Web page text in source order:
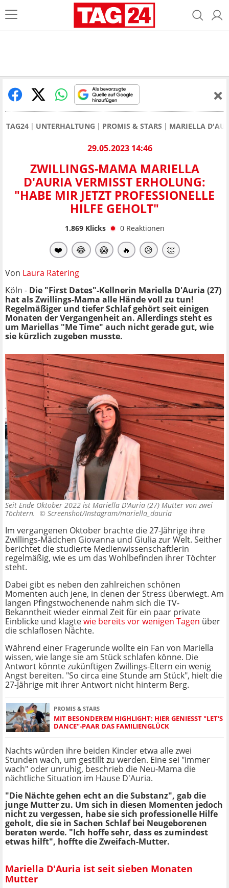
TAG24 UNTERHALTUNG PROMIS & STARS MARIELLA
29.05.2023 14:46
ZWILLINGS-MAMA MARIELLA
D'AURIA VERMISST ERHOLUNG:
"HABE MIR JETZT PROFESSIONELLE
HILFE GEHOLT"
1.869Klicks 0 Reaktionen
❤️ 😂 😱 🔥 😥 👏
Von Laura Ratering
Köln - Die "First Dates"-Kellnerin Mariella D'Auria (27)
hat als Zwillings-Mama alle Hände voll zu tun!
Regelmäßiger und tiefer Schlaf gehört seit einigen
Monaten der Vergangenheit an. Allerdings steht es
um Mariellas "Me Time" auch nicht gerade gut, wie
sie kürzlich zugeben musste.
Seit Ende Oktober 2022 ist Mariella D'Auria (27) Mutter von zwei
Töchtern. © Screenshot/Instagram/mariella_dauria
Im vergangenen Oktober brachte die 27-Jährige ihre
Zwillings-Mädchen Giovanna und Giulia zur Welt. Seither
berichtet die studierte Medienwissenschaftlerin
regelmäßig, wie es um das Wohlbefinden ihrer Töchter
steht.
Dabei gibt es neben den zahlreichen schönen
Momenten auch jene, in denen der Stress überwiegt. Am
langen Pfingstwochenende nahm sich die TV-
Bekanntheit wieder einmal Zeit für ein paar private
Einblicke und klagtewie bereits vor wenigen Tagen über
die schlaflosen Nächte.
Während einer Fragerunde wollte ein Fan von Mariella
wissen, wie lange sie am Stück schlafen könne. Die
Antwort könnte zukünftigen Zwillings-Eltern ein wenig
Angst bereiten. "So circa eine Stunde am Stück", hielt die
27-Jährige mit ihrer Antwort nicht hinterm Berg.
PROMIS & STARS
MIT BESONDEREM HIGHLIGHT: HIER GENIESST "LET'S D
ANCE"-PAAR DAS FAMILIENGLÜCK
Nachts würden ihre beiden Kinder etwa alle zwei
Stunden wach, um gestillt zu werden. Eine sei "immer
wach" oder unruhig, beschrieb die Neu-Mama die
nächtliche Situation im Hause D'Auria.
"Die Nächte gehen echt an die Substanz", gab die
junge Mutter zu. Um sich in diesen Momenten jedoch
nicht zu vergessen, habe sie sich professionelle Hilfe
geholt, die sie in Sachen Schlaf bei Neugeborenen
beraten werde. "Ich hoffe sehr, dass es zumindest
etwas hilft", hoffte die Zweifach-Mutter.
Mariella D'Auria ist seit sieben Monaten
Mutter